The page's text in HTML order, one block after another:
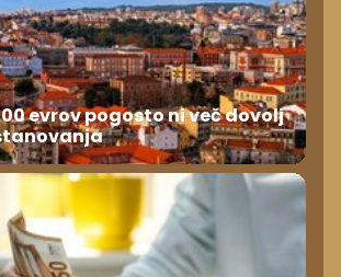
evrov pogosto ni več dovolj